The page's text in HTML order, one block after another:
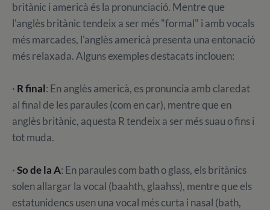
britànic i americà és la pronunciació. Mentre que
l'anglès britànic tendeix a ser més "formal" i amb vocals
més marcades, l'anglès americà presenta una entonació
més relaxada. Alguns exemples destacats inclouen:
· R final: En anglès americà, es pronuncia amb claredat
al final de les paraules (com en car), mentre que en
anglès britànic, aquesta R tendeix a ser més suau o fins i
tot muda.
·So de la A: En paraules com bath o glass, els britànics
solen allargar la vocal (baahth, glaahss), mentre que els
estatunidencs usen una vocal més curta i nasal (bath,